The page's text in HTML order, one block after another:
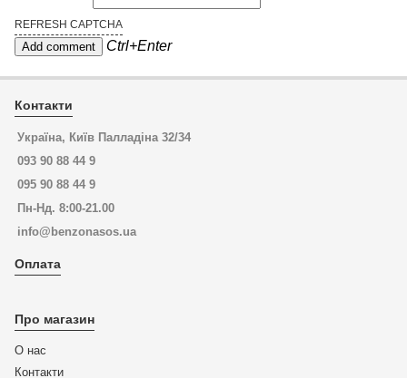
REFRESH CAPTCHA
Ctrl+Enter
Контакти
Україна, Київ Палладіна 32/34
093 90 88 44 9
095 90 88 44 9
Пн-Нд. 8:00-21.00
info@benzonasos.ua
Оплата
Про магазин
О нас
Контакти